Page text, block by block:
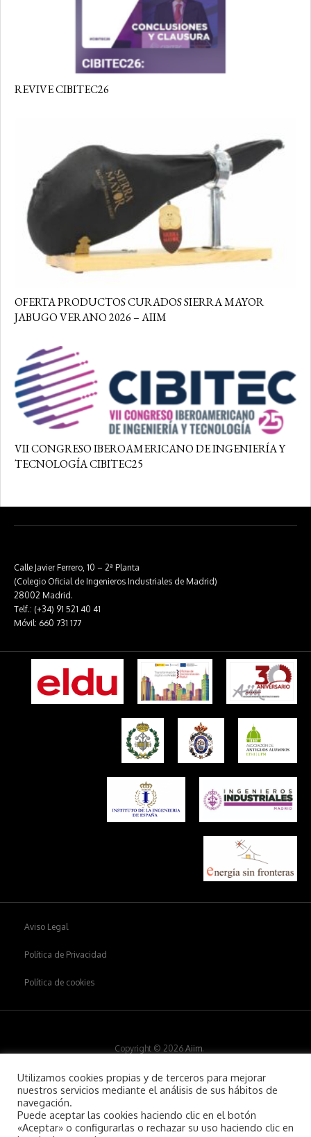
REVIVE CIBITEC26
OFERTA PRODUCTOS CURADOS SIERRA MAYOR
JABUGO VERANO 2026 – AIIM
VII CONGRESO IBEROAMERICANO DE INGENIERÍA Y
TECNOLOGÍA CIBITEC25
Calle Javier Ferrero, 10 – 2ª Planta
(Colegio Oficial de Ingenieros Industriales de Madrid)
28002 Madrid.
Telf.: (+34) 91 521 40 41
Móvil: 660 731 177
Aviso Legal
Política de Privacidad
Política de cookies
Copyright © 2026 Aiim.
Utilizamos cookies propias y de terceros para mejorar
nuestros servicios mediante el análisis de sus hábitos de
navegación.
Puede aceptar las cookies haciendo clic en el botón
«Aceptar» o configurarlas o rechazar su uso haciendo clic en